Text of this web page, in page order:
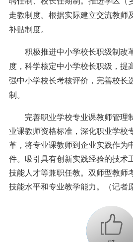
走教制度。根据实际建立交流教师
补贴制度。
积极推进中小学校长职级制改
度，科学核定中小学校长职级，提
强中小学校长考核评价，完善校长
制。
完善职业学校专业课教师管理
业课教师资格标准，深化职业学校
革，将专业课教师到企业实践作为
件。吸引具有创新实践经验的技术
技能人才等兼职任教。双师型教师
技能水平和专业教学能力。（记者
+1